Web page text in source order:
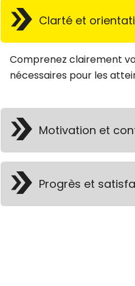
Clarté et
Comprenez clairement
nécessaires pour les
Motivation et
Progrès et